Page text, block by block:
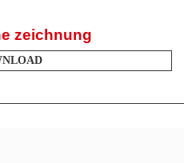
zeichnung